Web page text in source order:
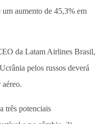
aumento de 45,3% em
da Latam Airlines Brasil,
pelos russos deverá
três potenciais